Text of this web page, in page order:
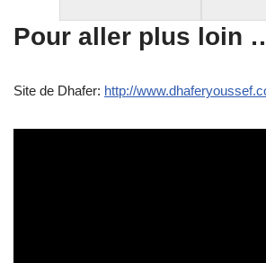
Pour aller plus loin
Site de Dhafer: http://